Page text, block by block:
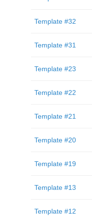
Template #32
Template #31
Template #23
Template #22
Template #21
Template #20
Template #19
Template #13
Template #12